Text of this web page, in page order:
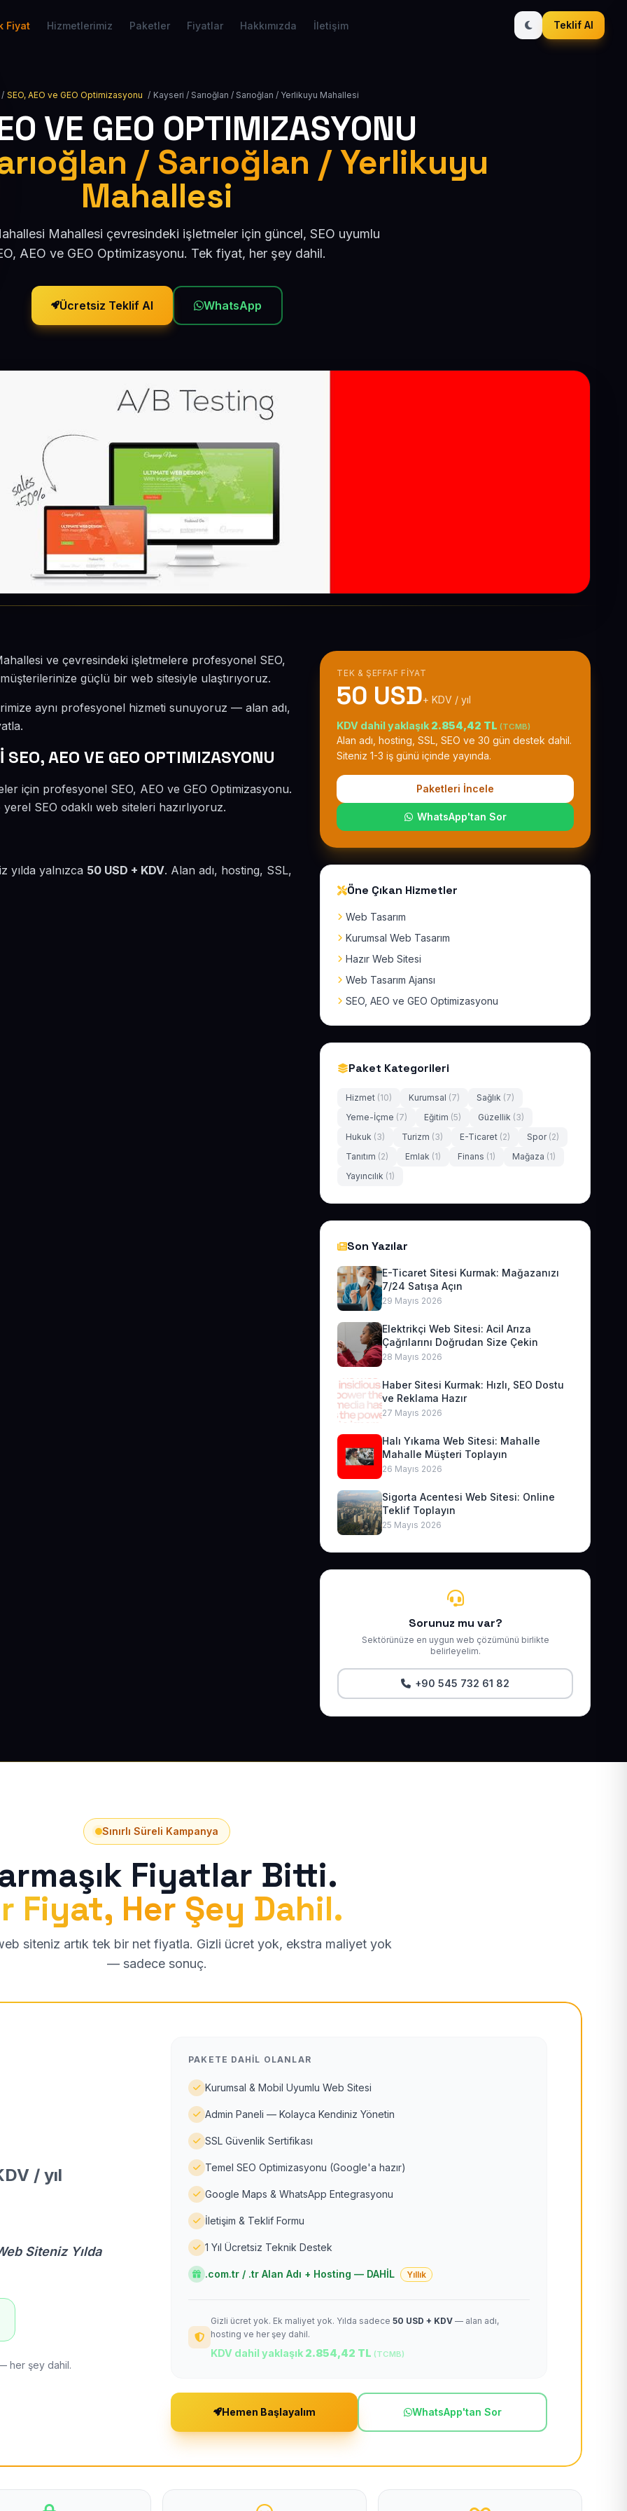
Fiyat Hizmetlerimiz Paketler Fiyatlar Hakkımızda İletişim Teklif Al
/ SEO, AEO ve GEO Optimizasyonu / Kayseri / Sarıoğlan / Sarıoğlan / Yerlikuyu Mahallesi
VE GEO OPTIMIZASYONU
/ Sarıoğlan / Yerlikuyu
Mahallesi
Mahallesi çevresindeki işletmeler için güncel, SEO uyumlu
AEO ve GEO Optimizasyonu. Tek fiyat, her şey dahil.
Ücretsiz Teklif Al WhatsApp
ve çevresindeki işletmelere profesyonel SEO,
güçlü bir web sitesiyle ulaştırıyoruz.
aynı profesyonel hizmeti sunuyoruz — alan adı,
AEO VE GEO OPTIMIZASYONU
için profesyonel SEO, AEO ve GEO Optimizasyonu.
SEO odaklı web siteleri hazırlıyoruz.
yılda yalnızca 50 USD + KDV. Alan adı, hosting, SSL,
TEK & ŞEFFAF FIYAT
50 USD+ KDV / yıl
KDV dahil yaklaşık 2.854,42 TL (TCMB)
Alan adı, hosting, SSL, SEO ve 30 gün destek dahil.
Siteniz 1-3 iş günü içinde yayında.
Paketleri İncele
WhatsApp'tan Sor
Öne Çıkan Hizmetler
Web Tasarım
Kurumsal Web Tasarım
Hazır Web Sitesi
Web Tasarım Ajansı
SEO, AEO ve GEO Optimizasyonu
Paket Kategorileri
Hizmet (10) Kurumsal (7) Sağlık (7)
Yeme-İçme (7) Eğitim (5) Güzellik (3)
Hukuk (3) Turizm (3) E-Ticaret (2) Spor (2)
Tanıtım (2) Emlak (1) Finans (1) Mağaza (1)
Yayıncılık (1)
Son Yazılar
E-Ticaret Sitesi Kurmak: Mağazanızı
7/24 Satışa Açın
29 Mayıs 2026
Elektrikçi Web Sitesi: Acil Arıza
Çağrılarını Doğrudan Size Çekin
28 Mayıs 2026
Haber Sitesi Kurmak: Hızlı, SEO Dostu
ve Reklama Hazır
27 Mayıs 2026
Halı Yıkama Web Sitesi: Mahalle
Mahalle Müşteri Toplayın
26 Mayıs 2026
Sigorta Acentesi Web Sitesi: Online
Teklif Toplayın
25 Mayıs 2026
Sorunuz mu var?
Sektörünüze en uygun web çözümünü birlikte
belirleyelim.
+90 545 732 61 82
Sınırlı Süreli Kampanya
Fiyatlar Bitti.
Fiyat, Her Şey Dahil.
siteniz artık tek bir net fiyatla. Gizli ücret yok, ekstra maliyet yok
— sadece sonuç.
/ yıl
Siteniz Yılda
her şey dahil.
PAKETE DAHIL OLANLAR
Kurumsal & Mobil Uyumlu Web Sitesi
Admin Paneli — Kolayca Kendiniz Yönetin
SSL Güvenlik Sertifikası
Temel SEO Optimizasyonu (Google'a hazır)
Google Maps & WhatsApp Entegrasyonu
İletişim & Teklif Formu
1 Yıl Ücretsiz Teknik Destek
.com.tr / .tr Alan Adı + Hosting — DAHİL Yıllık
Gizli ücret yok. Ek maliyet yok. Yılda sadece 50 USD + KDV — alan adı,
hosting ve her şey dahil.
KDV dahil yaklaşık 2.854,42 TL (TCMB)
Hemen Başlayalım WhatsApp'tan Sor